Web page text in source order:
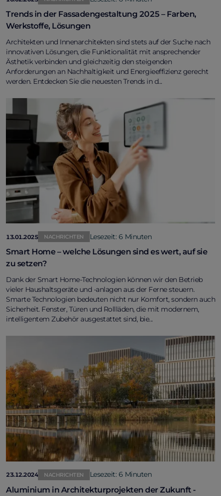
Trends in der Fassadengestaltung 2025 – Farben,
Werkstoffe, Lösungen
Architekten und Innenarchitekten sind stets auf der Suche nach
innovativen Lösungen, die Funktionalität mit ansprechender
Ästhetik verbinden und gleichzeitig den steigenden
Anforderungen an Nachhaltigkeit und Energieeffizienz gerecht
werden. Entdecken Sie die neuesten Trends in d...
13.01.2025 NACHRICHTEN Lesezeit: 6 Minuten
Smart Home – welche Lösungen sind es wert, auf sie
zu setzen?
Dank der Smart Home-Technologien können wir den Betrieb
vieler Haushaltsgeräte und -anlagen aus der Ferne steuern.
Smarte Technologien bedeuten nicht nur Komfort, sondern auch
Sicherheit. Fenster, Türen und Rollläden, die mit modernem,
intelligentem Zubehör ausgestattet sind, bie...
23.12.2024 NACHRICHTEN Lesezeit: 6 Minuten
Aluminium in Architekturprojekten der Zukunft -